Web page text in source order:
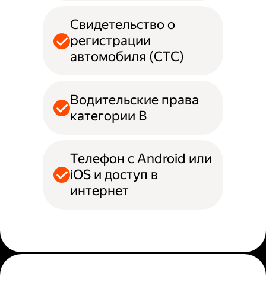
Свидетельство о
регистрации
автомобиля (СТС)
Водительские права
категории B
Телефон с Android или
iOS и доступ в
интернет